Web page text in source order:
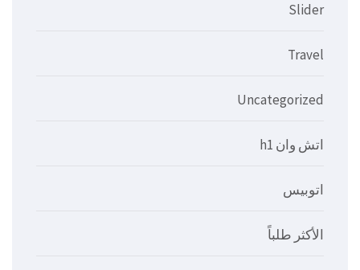
Slider
Travel
Uncategorized
اتش وان h1
اتوبيس
الأكثر طلباً